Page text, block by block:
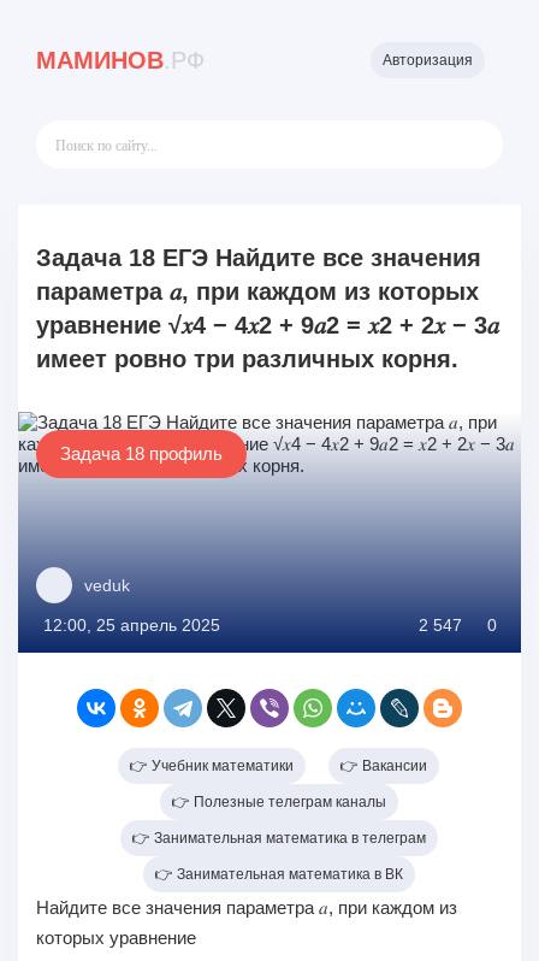
МАМИНОВ.РФ Авторизация
Задача 18 ЕГЭ Найдите все значения
параметра 𝑎, при каждом из которых
уравнение √𝑥4 − 4𝑥2 + 9𝑎2 = 𝑥2 + 2𝑥 − 3𝑎
имеет ровно три различных корня.
Задача 18 профиль
veduk
12:00, 25 апрель 2025 2 547 0
👉 Учебник математики 👉 Вакансии
👉 Полезные телеграм каналы
👉 Занимательная математика в телеграм
👉 Занимательная математика в ВК
Найдите все значения параметра 𝑎, при каждом из
которых уравнение